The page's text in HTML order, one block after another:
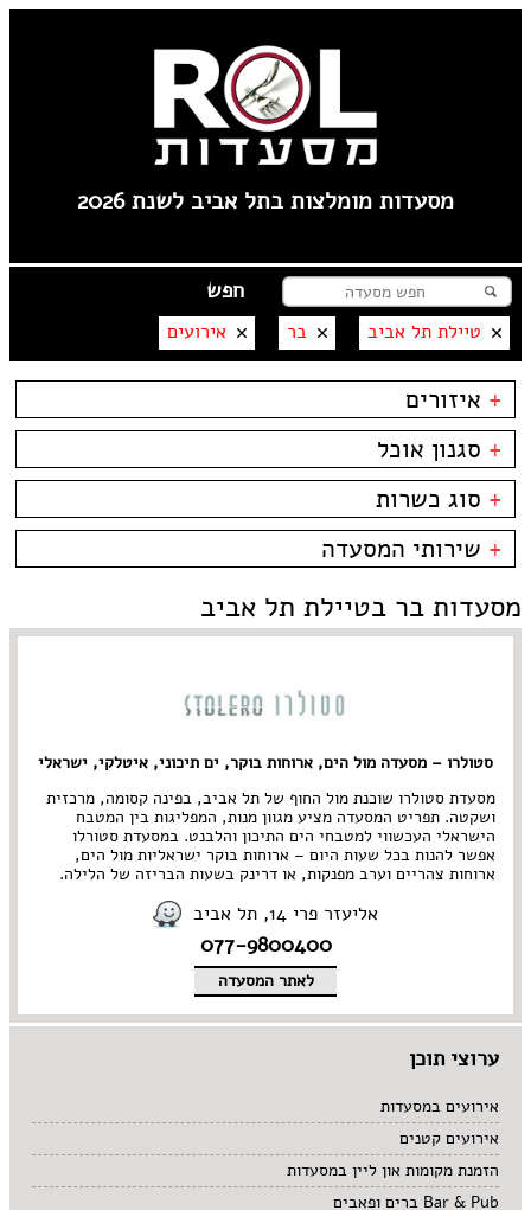
מסעדות מומלצות בתל אביב לשנת 2026
טיילת תל אביב בר אירועים
+ איזורים
לילינבלום
תל אביב
פלורנטין
----
טיילת תל אביב
צפון תל אביב
צפון ישן
שוק הפשפשים
הארבעה • עזריאלי
ירקון
נווה צדק • מתחם התחנה
נחלת בנימין
נמל תל אביב
מתחם שרונה
צפון תל אביב • רמת החייל
+ סגנון אוכל
בשרים
דגים
פירות ים
צרפתי
סושי
אירועים
בוכרי
ביסטרו
בית קפה
בר מסעדה
גורמה
גרוזיני
הודי
חומוס
חלבי
טאפאס בר
יהודי
יווני
ים תיכוני
מקסיקני
מרוקאי
מתוקים
סיני
סנדוויץ' בר
פאב
פיוז'ן
פיצרייה
צמחוני/ טבעוני
קונדיטוריה
קייטרינג
רוסי
תאילנדי
+ סוג כשרות
כשרות
כשר למהדרין
+ שירותי המסעדה
משלוחים
מסעדות בר בטיילת תל אביב
סטולרו – מסעדה מול הים, ארוחות בוקר, ים תיכוני, איטלקי, ישראלי
מסעדת סטולרו שוכנת מול החוף של תל אביב, בפינה קסומה, מרכזית
ושקטה. תפריט המסעדה מציע מגוון מנות, המפליגות בין המטבח
הישראלי העכשווי למטבחי הים התיכון והלבנט. במסעדת סטורלו
אפשר להנות בכל שעות היום – ארוחות בוקר ישראליות מול הים,
ארוחות צהריים וערב מפנקות, או דרינק בשעות הבריזה של הלילה.
אליעזר פרי 14, תל אביב
077-9800400
לאתר המסעדה
ערוצי תוכן
אירועים במסעדות
אירועים קטנים
הזמנת מקומות און ליין במסעדות
Bar & Pub ברים ופאבים